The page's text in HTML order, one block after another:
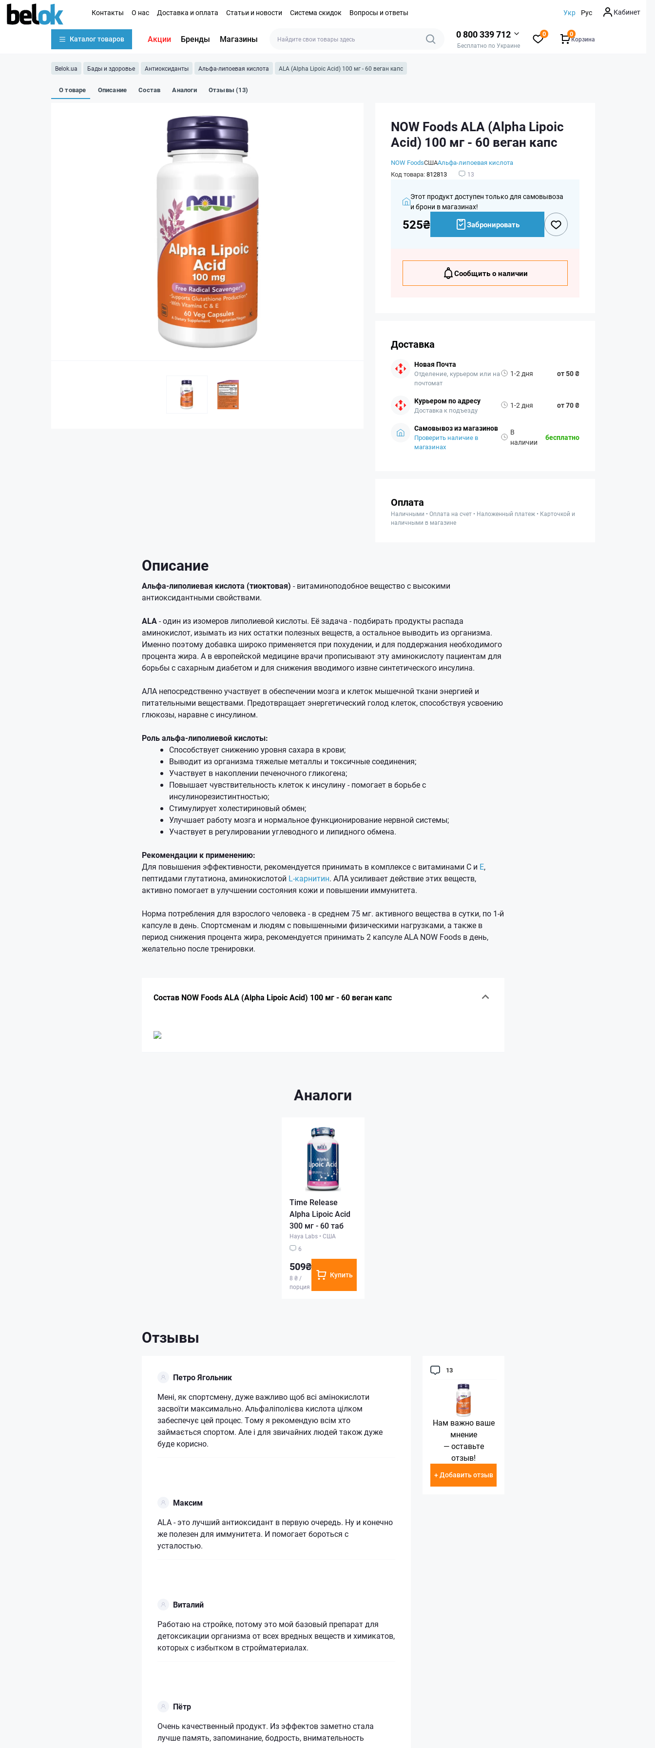
Контакты О нас Доставка и оплата Статьи и новости Система скидок Вопросы и ответы Укр Рус Кабинет
Каталог товаров Акции Бренды Магазины 0 800 339 712
Бесплатно по Украине
0
Корзина
0
Belok.ua Бады и здоровье Антиоксиданты Альфа-липоевая кислота ALA (Alpha Lipoic Acid) 100 мг - 60 веган капс
О товаре Описание Состав Аналоги Отзывы (13)
NOW Foods ALA (Alpha Lipoic
Acid) 100 мг - 60 веган капс
NOW FoodsСШААльфа-липоевая кислота
Код товара:812813 13
Этот продукт доступен только для самовывоза
и брони в магазинах!
525₴ Забронировать
Сообщить о наличии
Доставка
Новая Почта
Отделение, курьером или на
почтомат
1-2 дня от 50 ₴
Курьером по адресу
Доставка к подъезду
1-2 дня от 70 ₴
Самовывоз из магазинов
Проверить наличие в
магазинах
В
наличии
бесплатно
Оплата
Наличными • Оплата на счет • Наложенный платеж • Карточкой и
наличными в магазине
Описание
Альфа-липолиевая кислота (тиоктовая) - витаминоподобное вещество с высокими
антиоксидантными свойствами.
ALA- один из изомеров липолиевой кислоты. Её задача - подбирать продукты распада
аминокислот, изымать из них остатки полезных веществ, а остальное выводить из организма.
Именно поэтому добавка широко применяется при похудении, и для поддержания необходимого
процента жира. А в европейской медицине врачи прописывают эту аминокислоту пациентам для
борьбы с сахарным диабетом и для снижения вводимого извне синтетического инсулина.
АЛА непосредственно участвует в обеспечении мозга и клеток мышечной ткани энергией и
питательными веществами. Предотвращает энергетический голод клеток, способствуя усвоению
глюкозы, наравне с инсулином.
Роль альфа-липолиевой кислоты:
Способствует снижению уровня сахара в крови;
Выводит из организма тяжелые металлы и токсичные соединения;
Участвует в накоплении печеночного гликогена;
Повышает чувствительность клеток к инсулину - помогает в борьбе с
инсулинорезистинтностью;
Стимулирует холестириновый обмен;
Улучшает работу мозга и нормальное функционирование нервной системы;
Участвует в регулировании углеводного и липидного обмена.
Рекомендации к применению:
Для повышения эффективности, рекомендуется принимать в комплексе с витаминами C и E,
пептидами глутатиона, аминокислотой L-карнитин. АЛА усиливает действие этих веществ,
активно помогает в улучшении состояния кожи и повышении иммунитета.
Норма потребления для взрослого человека - в среднем 75 мг. активного вещества в сутки, по 1-й
капсуле в день. Спортсменам и людям с повышенными физическими нагрузками, а также в
период снижения процента жира, рекомендуется принимать 2 капсуле ALA NOW Foods в день,
желательно после тренировки.
Состав NOW Foods ALA (Alpha Lipoic Acid) 100 мг - 60 веган капс
Аналоги
Time Release
Alpha Lipoic Acid
300 мг - 60 таб
Haya Labs • США
6
509₴
8 ₴ /
порция
Купить
Отзывы
13
Нам важно ваше
мнение
— оставьте
отзыв!
+ Добавить отзыв
Петро Ягольник
Мені, як спортсмену, дуже важливо щоб всі амінокислоти
засвоїти максимально. Альфаліполієва кислота цілком
забеспечує цей процес. Тому я рекомендую всім хто
займається спортом. Але і для звичайних людей також дуже
буде корисно.
Максим
АLA - это лучший антиоксидант в первую очередь. Ну и конечно
же полезен для иммунитета. И помогает бороться с
усталостью.
Виталий
Работаю на стройке, потому это мой базовый препарат для
детоксикации организма от всех вредных веществ и химикатов,
которых с избытком в стройматериалах.
Пётр
Очень качественный продукт. Из эффектов заметно стала
лучше память, запоминание, бодрость, внимательность